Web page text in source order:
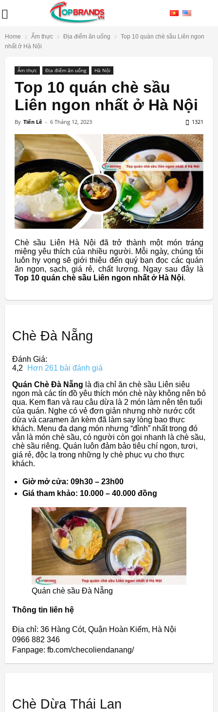
Home Ẩm thực Địa điểm ăn uống
Top 10 quán chè sầu Liên ngon
nhất ở Hà Nội
Ẩm thực Địa điểm ăn uống Hà Nội
Top 10 quán chè sầu
Liên ngon nhất ở Hà Nội
By Tiến Lê - 6 Tháng 12, 2023 1321
Chè sầu Liên Hà Nội đã trở thành một món tráng
miệng yêu thích của nhiều người. Mỗi ngày, chúng tôi
luôn hy vọng sẽ giới thiệu đến quý bạn đọc các quán
ăn ngon, sạch, giá rẻ, chất lượng. Ngay sau đây là
Top 10 quán chè sầu Liên ngon nhất ở Hà Nội.
Chè Đà Nẵng
Đánh Giá:
4,2
Hơn 261 bài đánh giá
Quán Chè Đà Nẵng là địa chỉ ăn chè sầu Liên siêu
ngon mà các tín đồ yêu thích món chè này không nên bỏ
qua. Kem flan và rau câu dừa là 2 món làm nên tên tuổi
của quán. Nghe có vẻ đơn giản nhưng nhờ nước cốt
dừa và caramen ăn kèm đã làm say lòng bao thực
khách. Menu đa dạng món nhưng “đỉnh” nhất trong đó
vẫn là món chè sầu, có người còn gọi nhanh là chè sầu,
chè sầu riêng. Quán luôn đảm bảo tiêu chí ngon, tươi,
giá rẻ, độc lạ trong những ly chè phục vụ cho thực
khách.
Giờ mở cửa: 09h30 – 23h00
Giá tham khảo: 10.000 – 40.000 đồng
Quán chè sầu Đà Nẵng
Thông tin liên hệ
Địa chỉ: 36 Hàng Cót, Quận Hoàn Kiếm, Hà Nội
0966 882 346
Fanpage: fb.com/checoliendanang/
Chè Dừa Thái Lan